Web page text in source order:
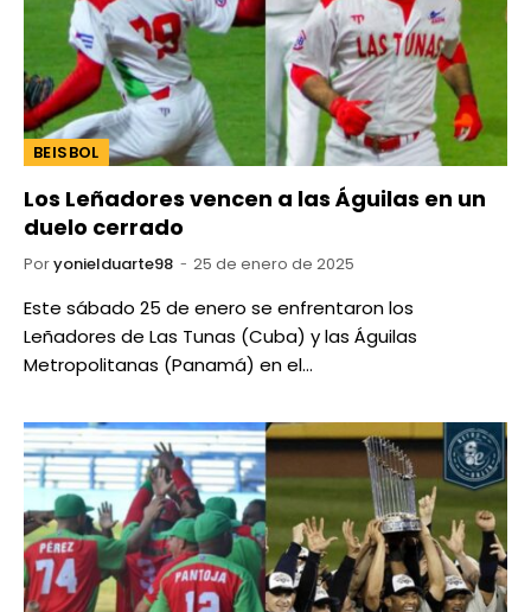
BEISBOL
Los Leñadores vencen a las Águilas en un
duelo cerrado
Poryonielduarte98 25 de enero de 2025
Este sábado 25 de enero se enfrentaron los
Leñadores de Las Tunas (Cuba) y las Águilas
Metropolitanas (Panamá) en el…